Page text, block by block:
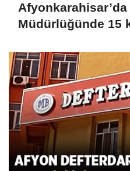
Afyonkarahisar’da
Müdürlüğünde 15